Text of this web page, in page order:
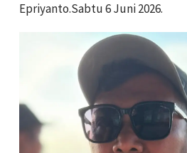
Epriyanto.Sabtu 6 Juni 2026.